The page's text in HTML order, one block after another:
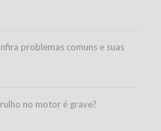
problemas comuns e suas
no motor é grave?